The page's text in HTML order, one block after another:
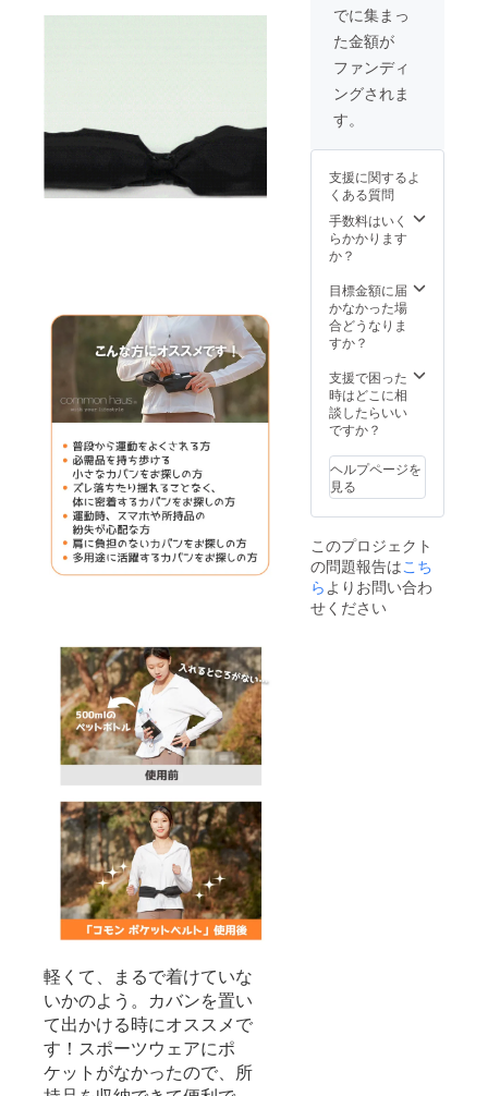
軽くて、まるで着けていな
いかのよう。カバンを置い
て出かける時にオススメで
す！スポーツウェアにポ
ケットがなかったので、所
でに集まっ
た金額が
ファンディ
ングされま
す。
支援に関するよ
くある質問
手数料はいく
らかかります
か？
目標金額に届
かなかった場
合どうなりま
すか？
支援で困った
時はどこに相
談したらいい
ですか？
ヘルプページを
見る
このプロジェクト
の問題報告はこち
ら よりお問い合わ
せください